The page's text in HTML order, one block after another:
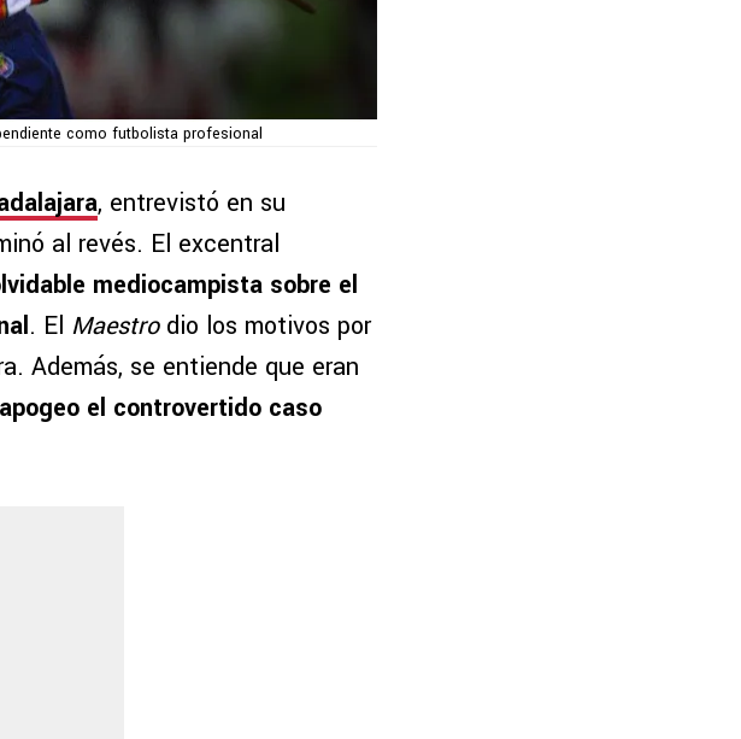
como futbolista profesional
, entrevistó en su
al revés. El excentral
mediocampista sobre el
. El Maestrodio los motivos por
Además, se entiende que eran
el controvertido caso